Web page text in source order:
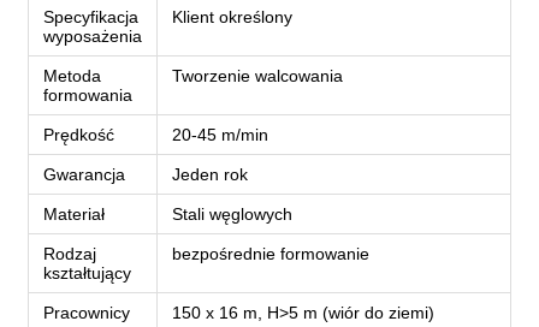
Specyfikacja
wyposażenia
Klient określony
Metoda
formowania
Tworzenie walcowania
Prędkość 20-45 m/min
Gwarancja Jeden rok
Materiał Stali węglowych
Rodzaj
kształtujący
bezpośrednie formowanie
Pracownicy 150 x 16 m, H>5 m (wiór do ziemi)